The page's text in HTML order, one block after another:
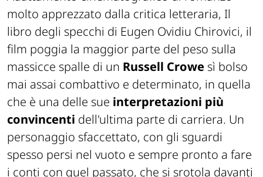
molto apprezzato dalla critica letteraria, Il
libro degli specchi di Eugen Ovidiu Chirovici, il
film poggia la maggior parte del peso sulla
massicce spalle di un Russell Crowe sì bolso
mai assai combattivo e determinato, in quella
che è una delle sue interpretazioni più
convincenti dell'ultima parte di carriera. Un
personaggio sfaccettato, con gli sguardi
spesso persi nel vuoto e sempre pronto a fare
i conti con quel passato, che si srotola davanti